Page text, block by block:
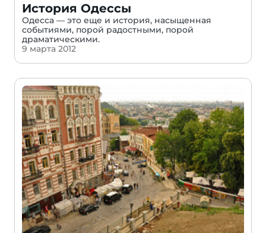
История Одессы
Одесса — это еще и история, насыщенная
событиями, порой радостными, порой
драматическими.
9 марта 2012